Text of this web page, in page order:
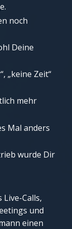
noch
Deine
„keine Zeit“
mehr
Mal anders
wurde Dir
Calls,
und
einen